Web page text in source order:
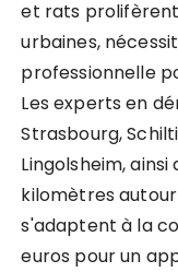
et rats
urbaines,
professionnelle
Les experts en
Strasbourg,
Lingolsheim,
kilomètres
s'adaptent à la
euros pour un